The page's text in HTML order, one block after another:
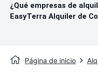
¿Qué empresas de
EasyTerra Alquiler de
Página de inicio